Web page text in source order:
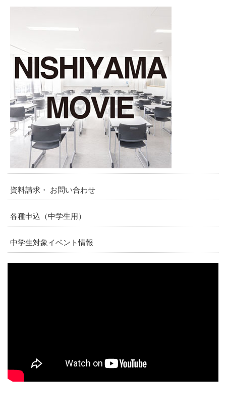
資料請求・ お問い合わせ
各種申込（中学生用）
中学生対象イベント情報